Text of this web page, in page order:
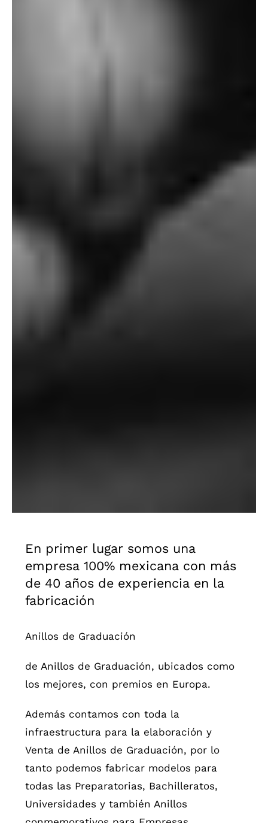
En primer lugar somos una
empresa 100% mexicana con más
de 40 años de experiencia en la
fabricación
Anillos de Graduación
de Anillos de Graduación, ubicados como
los mejores, con premios en Europa.
Además contamos con toda la
infraestructura para la elaboración y
Venta de Anillos de Graduación, por lo
tanto podemos fabricar modelos para
todas las Preparatorias, Bachilleratos,
Universidades y también Anillos